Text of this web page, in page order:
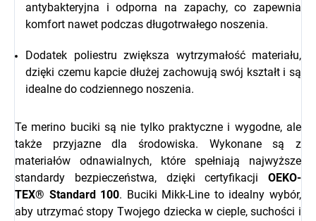
antybakteryjna i odporna na zapachy, co zapewnia
komfort nawet podczas długotrwałego noszenia.
Dodatek poliestru zwiększa wytrzymałość materiału,
dzięki czemu kapcie dłużej zachowują swój kształt i są
idealne do codziennego noszenia.
Te merino buciki są nie tylko praktyczne i wygodne, ale
także przyjazne dla środowiska. Wykonane są z
materiałów odnawialnych, które spełniają najwyższe
standardy bezpieczeństwa, dzięki certyfikacji OEKO-
TEX® Standard 100. Buciki Mikk-Line to idealny wybór,
aby utrzymać stopy Twojego dziecka w cieple, suchości i